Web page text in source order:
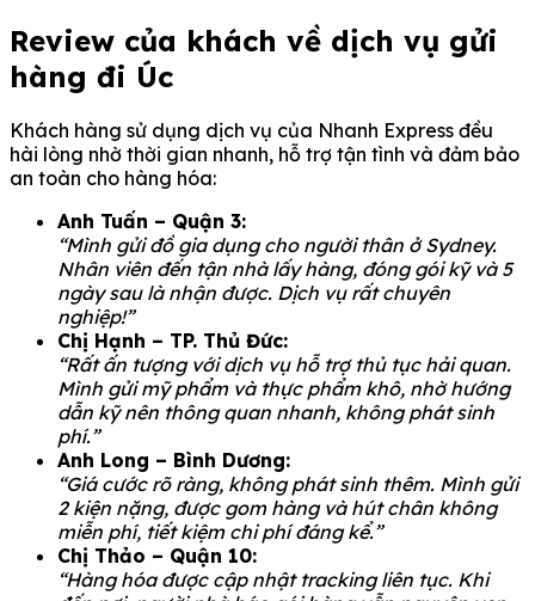
Review của khách về dịch vụ gửi
hàng đi Úc
Khách hàng sử dụng dịch vụ của Nhanh Express đều
hài lòng nhờ thời gian nhanh, hỗ trợ tận tình và đảm bảo
an toàn cho hàng hóa:
Anh Tuấn – Quận 3:
“Mình gửi đồ gia dụng cho người thân ở Sydney.
Nhân viên đến tận nhà lấy hàng, đóng gói kỹ và 5
ngày sau là nhận được. Dịch vụ rất chuyên
nghiệp!”
Chị Hạnh – TP. Thủ Đức:
“Rất ấn tượng với dịch vụ hỗ trợ thủ tục hải quan.
Mình gửi mỹ phẩm và thực phẩm khô, nhờ hướng
dẫn kỹ nên thông quan nhanh, không phát sinh
phí.”
Anh Long – Bình Dương:
“Giá cước rõ ràng, không phát sinh thêm. Mình gửi
2 kiện nặng, được gom hàng và hút chân không
miễn phí, tiết kiệm chi phí đáng kể.”
Chị Thảo – Quận 10:
“Hàng hóa được cập nhật tracking liên tục. Khi